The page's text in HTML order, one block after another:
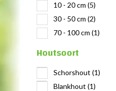
10 - 20 cm (5)
30 - 50 cm (2)
70 - 100 cm (1)
Houtsoort
Schorshout (1)
Blankhout (1)